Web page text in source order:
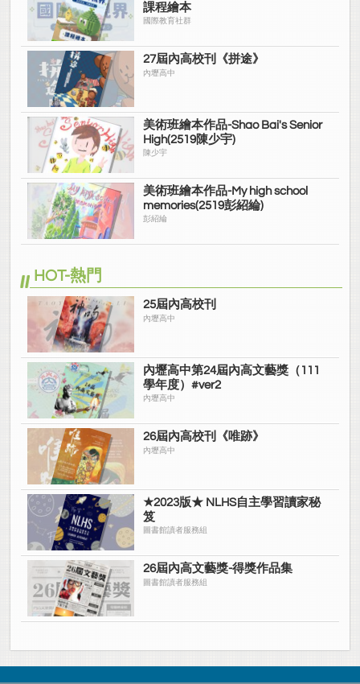
課程繪本
國際教育社群
27屆內高校刊《拼途》
內壢高中
美術班繪本作品-Shao Bai's Senior
High(2519陳少宇)
陳少宇
美術班繪本作品-My high school
memories(2519彭紹綸)
彭紹綸
HOT-熱門
25屆內高校刊
內壢高中
內壢高中第24屆內高文藝獎（111
學年度）#ver2
內壢高中
26屆內高校刊《唯跡》
內壢高中
★2023版★ NLHS自主學習讀家秘
笈
圖書館讀者服務組
26屆內高文藝獎-得獎作品集
圖書館讀者服務組